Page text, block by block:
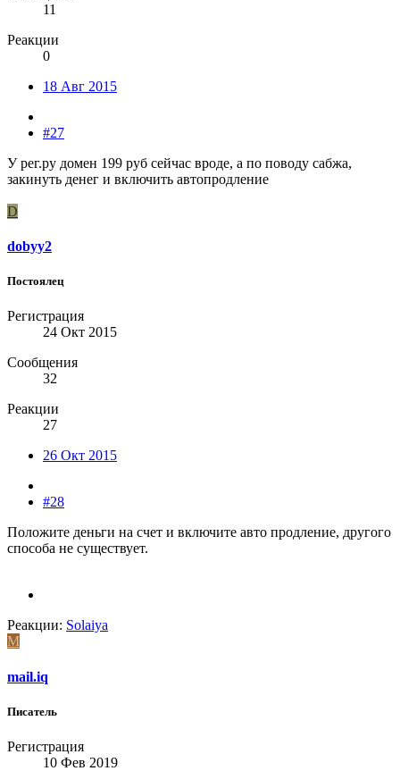
11
Реакции
0
18 Авг 2015
#27
У рег.ру домен 199 руб сейчас вроде, а по поводу сабжа,
закинуть денег и включить автопродление
D
dobyy2
Постоялец
Регистрация
24 Окт 2015
Сообщения
32
Реакции
27
26 Окт 2015
#28
Положите деньги на счет и включите авто продление, другого
способа не существует.
Реакции: Solaiya
M
mail.iq
Писатель
Регистрация
10 Фев 2019